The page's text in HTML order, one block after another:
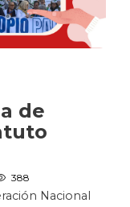
de
388
Nacional